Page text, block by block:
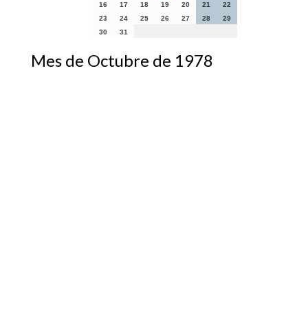
16
17 18 19 20 21
22
23
24 25 26 27 28
29
30
31
Mes de Octubre de 1978